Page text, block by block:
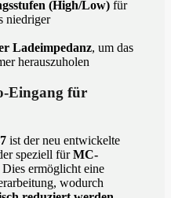
(High/Low) für
niedriger
Ladeimpedanz, um das
herauszuholen
Eingang für
ist der neu entwickelte
speziell fürMC-
ermöglicht eine
wodurch